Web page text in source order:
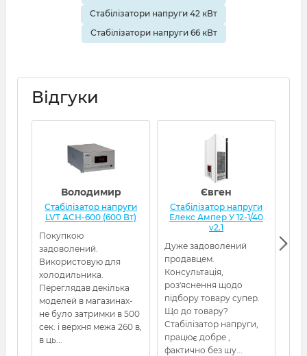
Стабілізатори напруги 42 кВт
Стабілізатори напруги 66 кВт
Відгуки
Володимир
Стабілізатор напруги
LVT АСН-600 (600 Вт)
Покупкою
задоволений.
Використовую для
холодильника.
Переглядав декілька
моделей в магазинах-
не було затримки в 500
сек. і верхня межа 260 в,
в ць...
Євген
Стабілізатор напруги
Елекс Ампер У 12-1/40
v2.1
Дуже задоволений
продавцем.
Консультація,
роз'яснення щодо
підбору товару супер.
Що до товару?
Стабілізатор напруги,
працює добре ,
фактично без шу...